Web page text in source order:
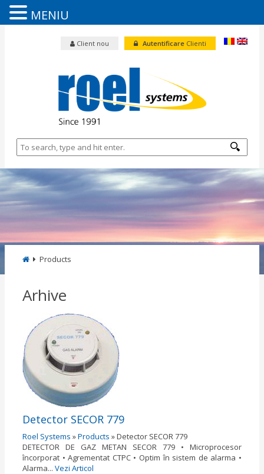
Autentificare Clienti
Client nou
Products
Arhive
Detector SECOR 779
Roel Systems »Products »Detector SECOR 779
DETECTOR DE GAZ METAN SECOR 779 • Microprocesor
încorporat • Agrementat CTPC • Optim în sistem de alarma •
Alarma... Vezi Articol
MENIU